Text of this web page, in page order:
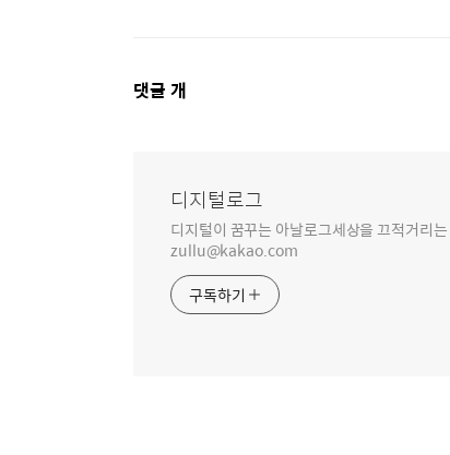
댓
댓글 개
디지털로그
디지털이 꿈꾸는 아날로그세상을 끄적거리
zullu@kakao.com
구독하기